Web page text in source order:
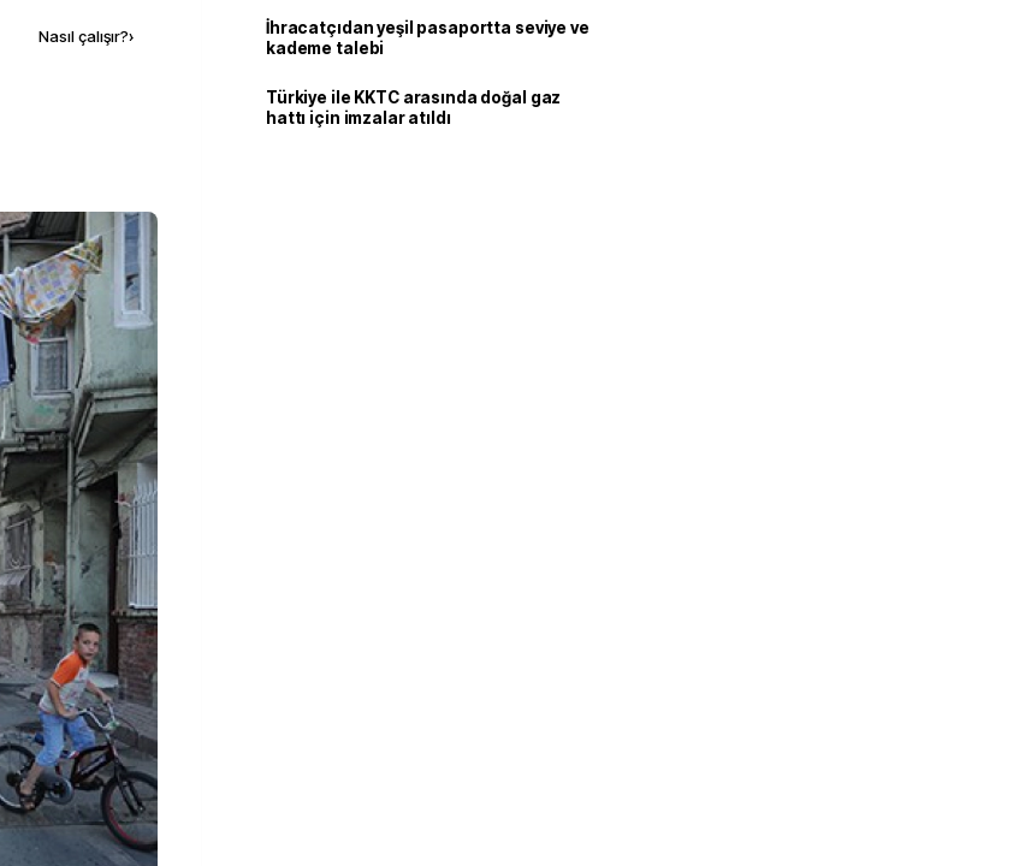
Nasıl çalışır?›
İhracatçıdan yeşil pasaportta seviye ve
kademe talebi
Türkiye ile KKTC arasında doğal gaz
hattı için imzalar atıldı